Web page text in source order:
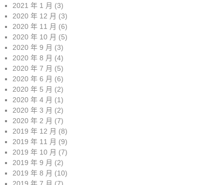
2021 年 1 月 (3)
2020 年 12 月 (3)
2020 年 11 月 (6)
2020 年 10 月 (5)
2020 年 9 月 (3)
2020 年 8 月 (4)
2020 年 7 月 (5)
2020 年 6 月 (6)
2020 年 5 月 (2)
2020 年 4 月 (1)
2020 年 3 月 (2)
2020 年 2 月 (7)
2019 年 12 月 (8)
2019 年 11 月 (9)
2019 年 10 月 (7)
2019 年 9 月 (2)
2019 年 8 月 (10)